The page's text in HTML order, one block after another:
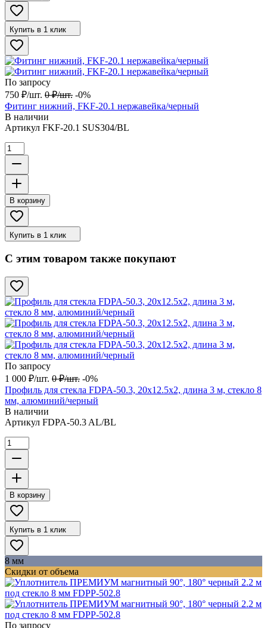
Купить в 1 клик
По запросу
750 ₽/шт. 0 ₽/шт. -0%
Фитинг нижний, FKF-20.1 нержавейка/черный
В наличии
Артикул FKF-20.1 SUS304/BL
В корзину
Купить в 1 клик
С этим товаром также покупают
По запросу
1 000 ₽/шт. 0 ₽/шт. -0%
Профиль для стекла FDPA-50.3, 20х12.5х2, длина 3 м, стекло 8
мм, алюминий/черный
В наличии
Артикул FDPA-50.3 AL/BL
В корзину
Купить в 1 клик
8 мм
Скидки от объема
По запросу